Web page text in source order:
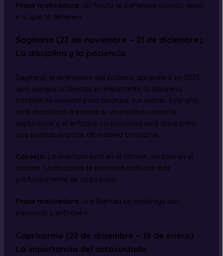
Frase motivadora: «El futuro te pertenece cuando dejas
ir lo que te detiene.»
Sagitario (22 de noviembre – 21 de diciembre):
La disciplina y la paciencia
Sagitario, el aventurero del zodiaco, aprenderá en 2025
que, aunque la libertad es importante, la disciplina
también es esencial para alcanzar sus metas. Este año,
será desafiado a encontrar un equilibrio entre la
exploración y el enfoque. La paciencia será clave para
que puedas avanzar de manera constante.
Consejo: La aventura está en el camino, no solo en el
destino. La disciplina te permitirá disfrutar más
profundamente de cada paso.
Frase motivadora: «La libertad se construye con
paciencia y enfoque.»
Capricornio (22 de diciembre – 19 de enero):
La importancia del autocuidado